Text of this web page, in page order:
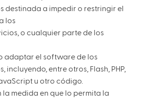
destinada a impedir o restringir el
los
o cualquier parte de los
adaptar el software de los
incluyendo, entre otros, Flash, PHP,
u otro código.
la medida en que lo permita la